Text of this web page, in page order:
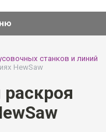
станков и линий
HewSaw